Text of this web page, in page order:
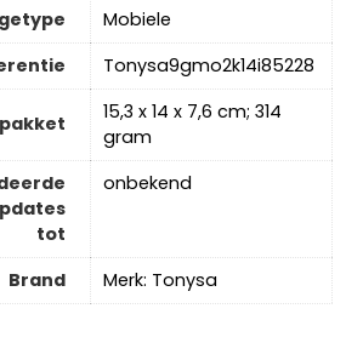
‎Mobiele
‎Tonysa9gmo2k14i85228
‎15,3 x 14 x 7,6 cm; 314
gram
tot
‎onbekend
Brand Merk: Tonysa